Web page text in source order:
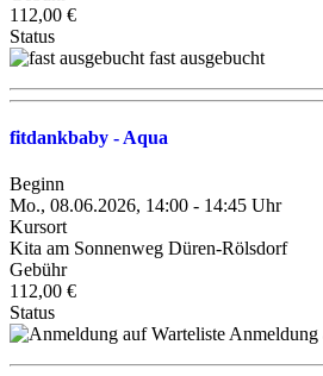
112,00 €
Status
fast ausgebucht
fitdankbaby - Aqua
Beginn
Mo., 08.06.2026, 14:00 - 14:45 Uhr
Kursort
Kita am Sonnenweg Düren-Rölsdorf
Gebühr
112,00 €
Status
Anmeldung